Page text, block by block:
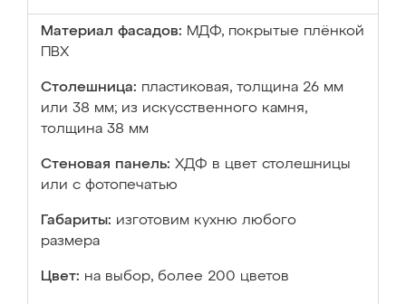
Материал фасадов: МДФ, покрытые плёнкой
ПВХ
Столешница: пластиковая, толщина 26 мм
или 38 мм; из искусственного камня,
толщина 38 мм
Стеновая панель: ХДФ в цвет столешницы
или с фотопечатью
Габариты: изготовим кухню любого
размера
Цвет: на выбор, более 200 цветов